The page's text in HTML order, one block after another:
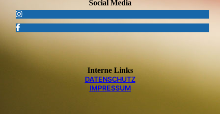
Social Media
Interne Links
DATEN­SCHUTZ
IMPRESSUM